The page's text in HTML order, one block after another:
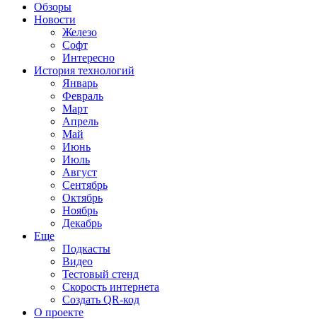
Обзоры
Новости
Железо
Софт
Интересно
История технологий
Январь
Февраль
Март
Апрель
Май
Июнь
Июль
Август
Сентябрь
Октябрь
Ноябрь
Декабрь
Еще
Подкасты
Видео
Тестовый стенд
Скорость интернета
Создать QR-код
О проекте